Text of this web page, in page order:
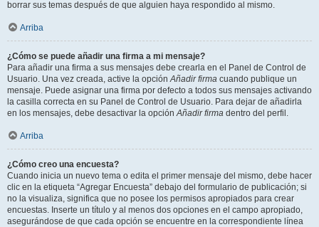
borrar sus temas después de que alguien haya respondido al mismo.
Arriba
¿Cómo se puede añadir una firma a mi mensaje?
Para añadir una firma a sus mensajes debe crearla en el Panel de Control de
Usuario. Una vez creada, active la opciónAñadir firma cuando publique un
mensaje. Puede asignar una firma por defecto a todos sus mensajes activando
la casilla correcta en su Panel de Control de Usuario. Para dejar de añadirla
en los mensajes, debe desactivar la opciónAñadir firma dentro del perfil.
Arriba
¿Cómo creo una encuesta?
Cuando inicia un nuevo tema o edita el primer mensaje del mismo, debe hacer
clic en la etiqueta “Agregar Encuesta” debajo del formulario de publicación; si
no la visualiza, significa que no posee los permisos apropiados para crear
encuestas. Inserte un título y al menos dos opciones en el campo apropiado,
asegurándose de que cada opción se encuentre en la correspondiente línea